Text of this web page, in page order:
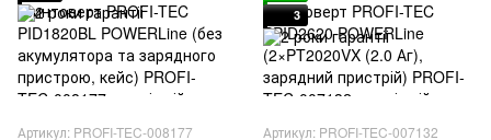
Артикул: PROFI-TEC-008177
3
Артикул: PROFI-TEC-007132